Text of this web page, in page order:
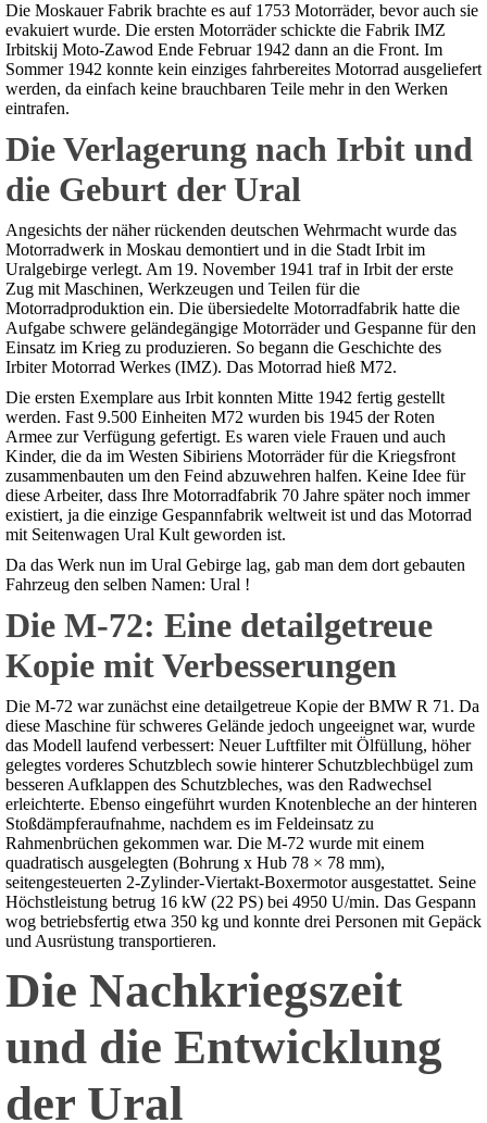
Die Moskauer Fabrik brachte es auf 1753 Motorräder, bevor auch sie
evakuiert wurde. Die ersten Motorräder schickte die Fabrik IMZ
Irbitskij Moto-Zawod Ende Februar 1942 dann an die Front. Im
Sommer 1942 konnte kein einziges fahrbereites Motorrad ausgeliefert
werden, da einfach keine brauchbaren Teile mehr in den Werken
eintrafen.
Die Verlagerung nach Irbit und
die Geburt der Ural
Angesichts der näher rückenden deutschen Wehrmacht wurde das
Motorradwerk in Moskau demontiert und in die Stadt Irbit im
Uralgebirge verlegt. Am 19. November 1941 traf in Irbit der erste
Zug mit Maschinen, Werkzeugen und Teilen für die
Motorradproduktion ein. Die übersiedelte Motorradfabrik hatte die
Aufgabe schwere geländegängige Motorräder und Gespanne für den
Einsatz im Krieg zu produzieren. So begann die Geschichte des
Irbiter Motorrad Werkes (IMZ). Das Motorrad hieß M72.
Die ersten Exemplare aus Irbit konnten Mitte 1942 fertig gestellt
werden. Fast 9.500 Einheiten M72 wurden bis 1945 der Roten
Armee zur Verfügung gefertigt. Es waren viele Frauen und auch
Kinder, die da im Westen Sibiriens Motorräder für die Kriegsfront
zusammenbauten um den Feind abzuwehren halfen. Keine Idee für
diese Arbeiter, dass Ihre Motorradfabrik 70 Jahre später noch immer
existiert, ja die einzige Gespannfabrik weltweit ist und das Motorrad
mit Seitenwagen Ural Kult geworden ist.
Da das Werk nun im Ural Gebirge lag, gab man dem dort gebauten
Fahrzeug den selben Namen: Ural !
Die M-72: Eine detailgetreue
Kopie mit Verbesserungen
Die M-72 war zunächst eine detailgetreue Kopie der BMW R 71. Da
diese Maschine für schweres Gelände jedoch ungeeignet war, wurde
das Modell laufend verbessert: Neuer Luftfilter mit Ölfüllung, höher
gelegtes vorderes Schutzblech sowie hinterer Schutzblechbügel zum
besseren Aufklappen des Schutzbleches, was den Radwechsel
erleichterte. Ebenso eingeführt wurden Knotenbleche an der hinteren
Stoßdämpferaufnahme, nachdem es im Feldeinsatz zu
Rahmenbrüchen gekommen war. Die M-72 wurde mit einem
quadratisch ausgelegten (Bohrung x Hub 78 × 78 mm),
seitengesteuerten 2-Zylinder-Viertakt-Boxermotor ausgestattet. Seine
Höchstleistung betrug 16 kW (22 PS) bei 4950 U/min. Das Gespann
wog betriebsfertig etwa 350 kg und konnte drei Personen mit Gepäck
und Ausrüstung transportieren.
Die Nachkriegszeit
und die Entwicklung
der Ural